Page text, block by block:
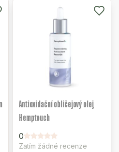
Antioxidační obličejový olej
Hemptouch
0
Zatím žádné recenze